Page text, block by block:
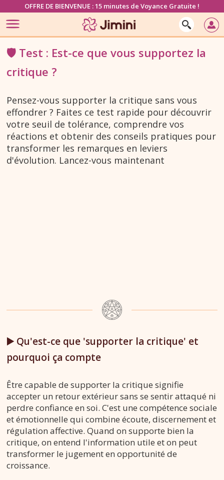
OFFRE DE BIENVENUE : 15 minutes de Voyance Gratuite !
🛡️ Test : Est-ce que vous supportez la
critique ?
Pensez-vous supporter la critique sans vous
effondrer ? Faites ce test rapide pour découvrir
votre seuil de tolérance, comprendre vos
réactions et obtenir des conseils pratiques pour
transformer les remarques en leviers
d'évolution. Lancez-vous maintenant
▶️ Qu'est-ce que 'supporter la critique' et
pourquoi ça compte
Être capable de supporter la critique signifie
accepter un retour extérieur sans se sentir attaqué ni
perdre confiance en soi. C'est une compétence sociale
et émotionnelle qui combine écoute, discernement et
régulation affective. Quand on supporte bien la
critique, on entend l'information utile et on peut
transformer le jugement en opportunité de
croissance.